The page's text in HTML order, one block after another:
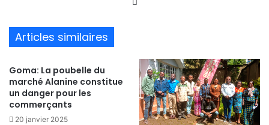
Articles similaires
Goma: La poubelle du
marché Alanine constitue
un danger pour les
commerçants
20 janvier 2025